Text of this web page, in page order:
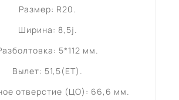
Размер: R20.
Ширина: 8,5j.
5*112 мм.
Вылет: 51,5(ET).
отверстие (ЦО): 66,6 мм.